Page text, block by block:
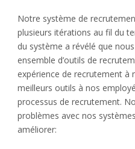
Notre système de
plusieurs itérations au fil du
du système a révélé que
ensemble d’outils de
expérience de recrutement à
meilleurs outils à nos
processus de recrutement.
problèmes avec nos
améliorer: